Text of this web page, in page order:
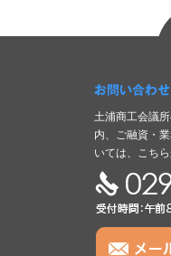
お問い合わせ
土浦商工会議
内、ご融資・
いては、こち
TEL:029-822-